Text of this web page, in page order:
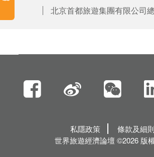
北京首都旅遊集團有限公司
私隱政策
條款及細則
世界旅遊經濟論壇 ©2026 版